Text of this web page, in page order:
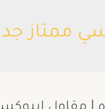
ممتاز